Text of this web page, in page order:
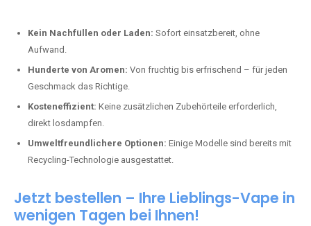
Kein Nachfüllen oder Laden: Sofort einsatzbereit, ohne
Aufwand.
Hunderte von Aromen: Von fruchtig bis erfrischend – für jeden
Geschmack das Richtige.
Kosteneffizient: Keine zusätzlichen Zubehörteile erforderlich,
direkt losdampfen.
Umweltfreundlichere Optionen: Einige Modelle sind bereits mit
Recycling-Technologie ausgestattet.
Jetzt bestellen – Ihre Lieblings-Vape in
wenigen Tagen bei Ihnen!